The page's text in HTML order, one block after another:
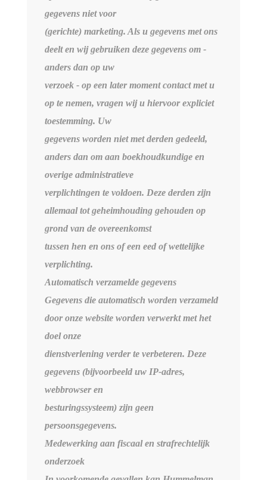
gegevens niet voor
(gerichte) marketing. Als u gegevens met ons
deelt en wij gebruiken deze gegevens om -
anders dan op uw
verzoek - op een later moment contact met u
op te nemen, vragen wij u hiervoor expliciet
toestemming. Uw
gegevens worden niet met derden gedeeld,
anders dan om aan boekhoudkundige en
overige administratieve
verplichtingen te voldoen. Deze derden zijn
allemaal tot geheimhouding gehouden op
grond van de overeenkomst
tussen hen en ons of een eed of wettelijke
verplichting.
Automatisch verzamelde gegevens
Gegevens die automatisch worden verzameld
door onze website worden verwerkt met het
doel onze
dienstverlening verder te verbeteren. Deze
gegevens (bijvoorbeeld uw IP-adres,
webbrowser en
besturingssysteem) zijn geen
persoonsgegevens.
Medewerking aan fiscaal en strafrechtelijk
onderzoek